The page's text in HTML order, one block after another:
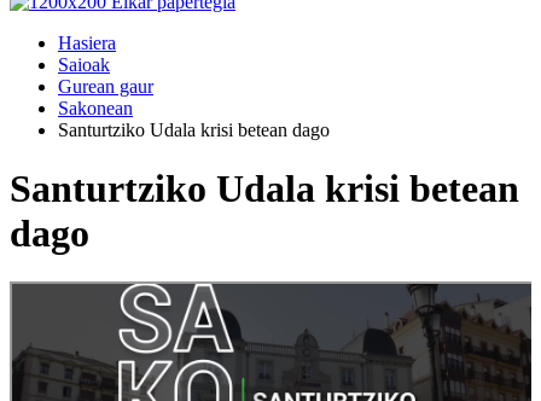
Hasiera
Saioak
Gurean gaur
Sakonean
Santurtziko Udala krisi betean dago
Santurtziko Udala krisi betean
dago